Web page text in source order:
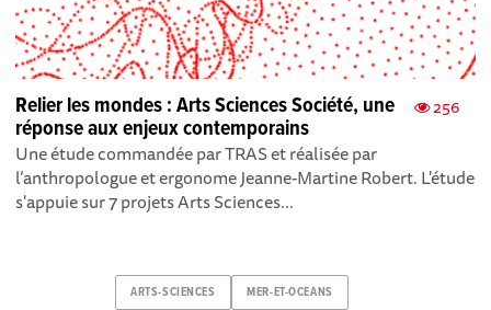
256
Relier les mondes : Arts Sciences Société, une
réponse aux enjeux contemporains
Une étude commandée par TRAS et réalisée par
l’anthropologue et ergonome Jeanne-Martine Robert. L'étude
s'appuie sur 7 projets Arts Sciences...
ARTS-SCIENCES MER-ET-OCEANS